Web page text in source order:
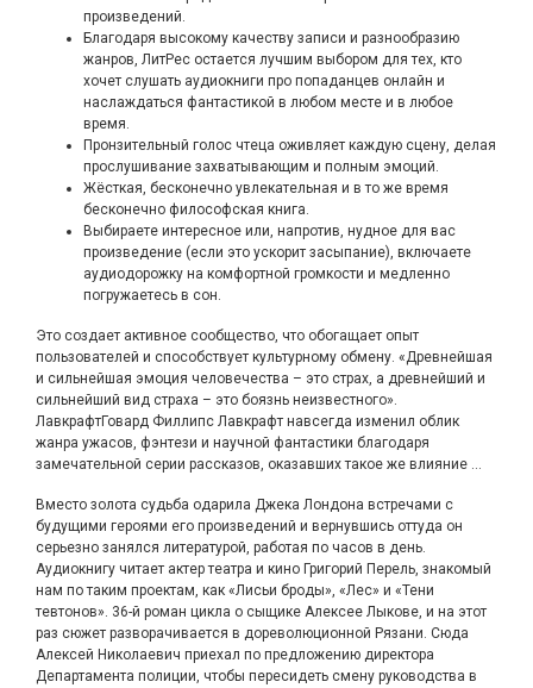
произведений.
Благодаря высокому качеству записи и разнообразию
жанров, ЛитРес остается лучшим выбором для тех, кто
хочет слушать аудиокниги про попаданцев онлайн и
наслаждаться фантастикой в любом месте и в любое
время.
Пронзительный голос чтеца оживляет каждую сцену, делая
прослушивание захватывающим и полным эмоций.
Жёсткая, бесконечно увлекательная и в то же время
бесконечно философская книга.
Выбираете интересное или, напротив, нудное для вас
произведение (если это ускорит засыпание), включаете
аудиодорожку на комфортной громкости и медленно
погружаетесь в сон.
Это создает активное сообщество, что обогащает опыт
пользователей и способствует культурному обмену. «Древнейшая
и сильнейшая эмоция человечества – это страх, а древнейший и
сильнейший вид страха – это боязнь неизвестного».
ЛавкрафтГовард Филлипс Лавкрафт навсегда изменил облик
жанра ужасов, фэнтези и научной фантастики благодаря
замечательной серии рассказов, оказавших такое же влияние …
Вместо золота судьба одарила Джека Лондона встречами с
будущими героями его произведений и вернувшись оттуда он
серьезно занялся литературой, работая по часов в день.
Аудиокнигу читает актер театра и кино Григорий Перель, знакомый
нам по таким проектам, как «Лисьи броды», «Лес» и «Тени
тевтонов». 36-й роман цикла о сыщике Алексее Лыкове, и на этот
раз сюжет разворачивается в дореволюционной Рязани. Сюда
Алексей Николаевич приехал по предложению директора
Департамента полиции, чтобы пересидеть смену руководства в